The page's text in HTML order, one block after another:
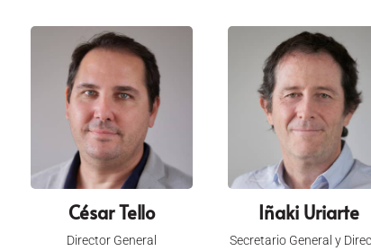
César Tello
Director General
Iñaki Uriarte
Secretario General y